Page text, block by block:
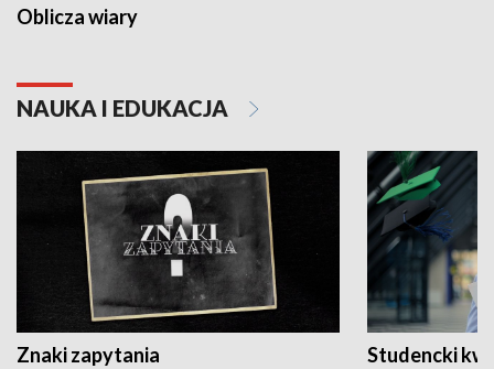
Oblicza wiary
NAUKA I EDUKACJA
Znaki zapytania Studencki